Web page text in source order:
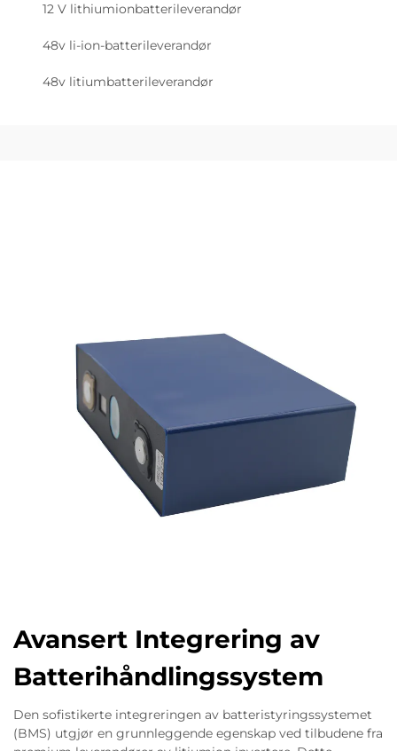
12 V lithiumionbatterileverandør
48v li-ion-batterileverandør
48v litiumbatterileverandør
Avansert Integrering av
Batterihåndlingssystem
Den sofistikerte integreringen av batteristyringssystemet
(BMS) utgjør en grunnleggende egenskap ved tilbudene fra